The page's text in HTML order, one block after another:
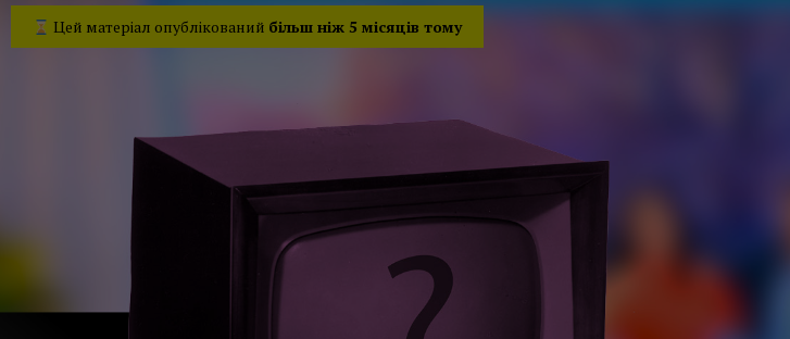
Цей матеріал опублікований більш ніж 5 місяців тому